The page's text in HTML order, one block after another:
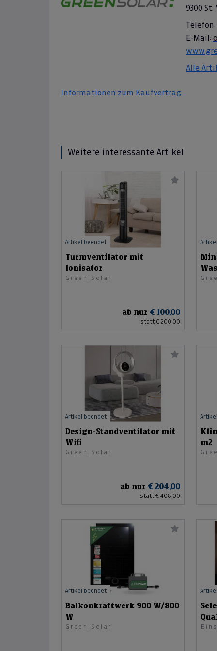
9300 St.
Telefon:
E-Mail:
Alle
Informationen zum Kaufvertrag
Weitere interessante Artikel
Turmventilator mit
Ionisator
Green Solar
ab nur € 100,00
statt € 200,00
Artikel beendet
Design-Standventilator mit
Wifi
Green Solar
ab nur € 204,00
statt € 408,00
Artikel beendet
m2
Balkonkraftwerk 900 W/800
W
Green Solar
Artikel beendet